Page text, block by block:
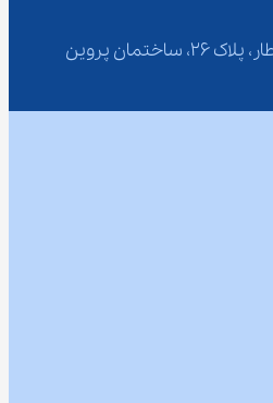
تهران، میدان عطار، خیابان عطار، پلاک 26، ساختمان پروین